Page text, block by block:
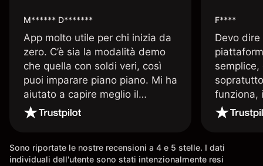
M****** D*******
App molto utile per chi inizia da
zero. C’è sia la modalità demo
che quella con soldi veri, così
puoi imparare piano piano. Mi ha
aiutato a capire meglio il
trading. La consiglio a chi parte
senza esperienza.
F****
Devo
funziona,
Davide e'
spiega
Sono riportate le nostre recensioni a 4 e 5 stelle. I dati
individuali dell'utente sono stati intenzionalmente resi